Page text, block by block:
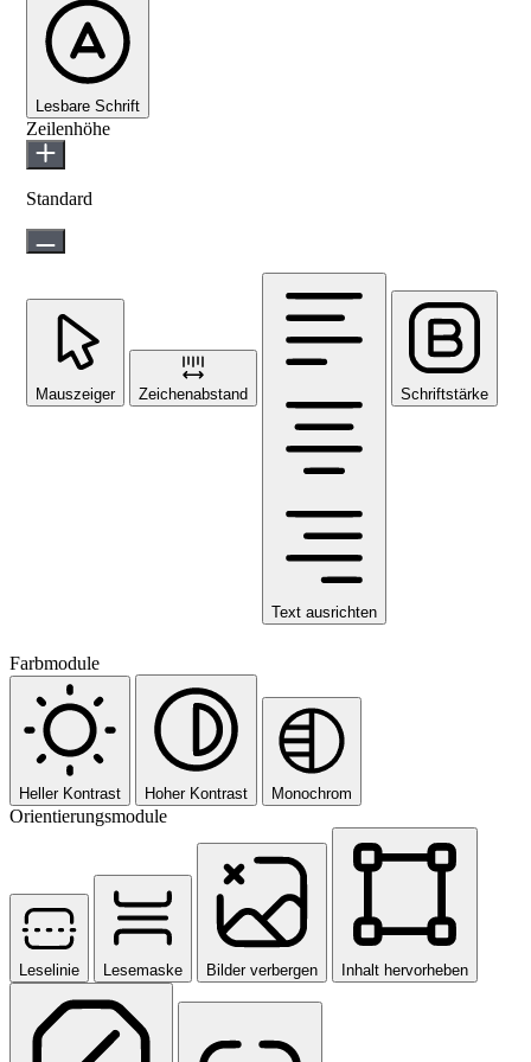
Lesbare Schrift
Zeilenhöhe
Standard
Mauszeiger Zeichenabstand
Text ausrichten
Schriftstärke
Farbmodule
Heller Kontrast Hoher Kontrast Monochrom
Orientierungsmodule
Leselinie Lesemaske Bilder verbergen Inhalt hervorheben